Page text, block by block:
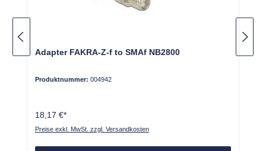
Adapter FAKRA-Z-f to SMAf NB2800
Produktnummer: 004942
18,17 €*
Preise exkl. MwSt. zzgl. Versandkosten